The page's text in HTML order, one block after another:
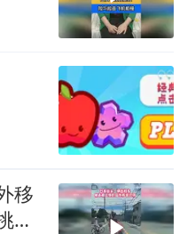
移
衅